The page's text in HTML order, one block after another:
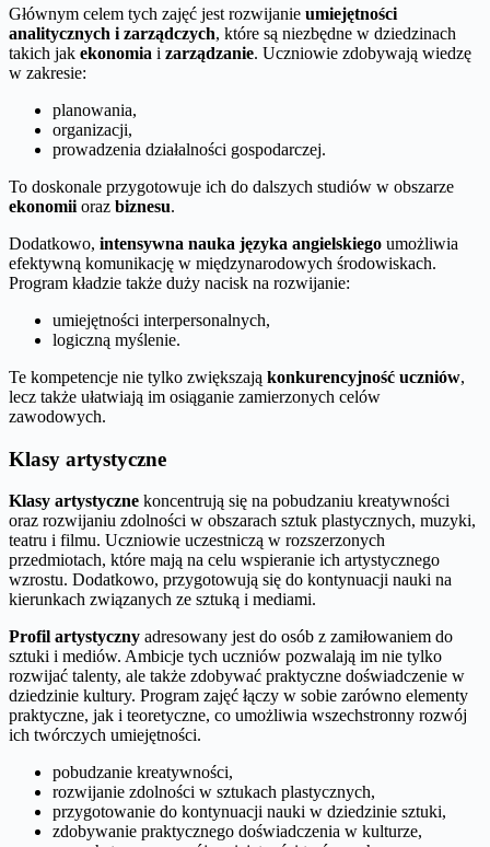
Głównym celem tych zajęć jest rozwijanie umiejętności
analitycznych i zarządczych, które są niezbędne w dziedzinach
takich jak ekonomia i zarządzanie. Uczniowie zdobywają wiedzę
w zakresie:
planowania,
organizacji,
prowadzenia działalności gospodarczej.
To doskonale przygotowuje ich do dalszych studiów w obszarze
ekonomii oraz biznesu.
Dodatkowo, intensywna nauka języka angielskiego umożliwia
efektywną komunikację w międzynarodowych środowiskach.
Program kładzie także duży nacisk na rozwijanie:
umiejętności interpersonalnych,
logiczną myślenie.
Te kompetencje nie tylko zwiększają konkurencyjność uczniów,
lecz także ułatwiają im osiąganie zamierzonych celów
zawodowych.
Klasy artystyczne
Klasy artystyczne koncentrują się na pobudzaniu kreatywności
oraz rozwijaniu zdolności w obszarach sztuk plastycznych, muzyki,
teatru i filmu. Uczniowie uczestniczą w rozszerzonych
przedmiotach, które mają na celu wspieranie ich artystycznego
wzrostu. Dodatkowo, przygotowują się do kontynuacji nauki na
kierunkach związanych ze sztuką i mediami.
Profil artystyczny adresowany jest do osób z zamiłowaniem do
sztuki i mediów. Ambicje tych uczniów pozwalają im nie tylko
rozwijać talenty, ale także zdobywać praktyczne doświadczenie w
dziedzinie kultury. Program zajęć łączy w sobie zarówno elementy
praktyczne, jak i teoretyczne, co umożliwia wszechstronny rozwój
ich twórczych umiejętności.
pobudzanie kreatywności,
rozwijanie zdolności w sztukach plastycznych,
przygotowanie do kontynuacji nauki w dziedzinie sztuki,
zdobywanie praktycznego doświadczenia w kulturze,